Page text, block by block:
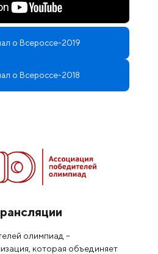
о Всероссе-2019
о Всероссе-2018
олимпиад –
которая объединяет